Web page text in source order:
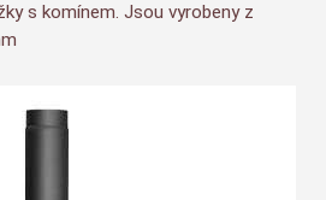
s komínem. Jsou vyrobeny z